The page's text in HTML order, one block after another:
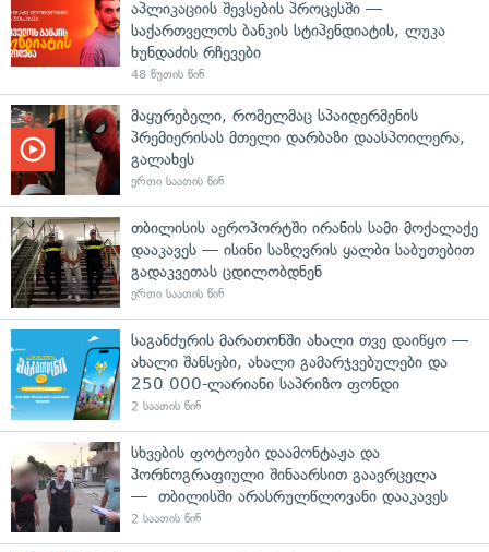
აპლიკაციის შევსების პროცესში —
საქართველოს ბანკის სტიპენდიატის, ლუკა
ხუნდაძის რჩევები
48 წუთის წინ
მაყურებელი, რომელმაც სპაიდერმენის
პრემიერისას მთელი დარბაზი დაასპოილერა,
გალახეს
ერთი საათის წინ
თბილისის აეროპორტში ირანის სამი მოქალაქე
დააკავეს — ისინი საზღვრის ყალბი საბუთებით
გადაკვეთას ცდილობდნენ
ერთი საათის წინ
საგანძურის მარათონში ახალი თვე დაიწყო —
ახალი შანსები, ახალი გამარჯვებულები და
250 000-ლარიანი საპრიზო ფონდი
2 საათის წინ
სხვების ფოტოები დაამონტაჟა და
პორნოგრაფიული შინაარსით გაავრცელა
— თბილისში არასრულწლოვანი დააკავეს
2 საათის წინ